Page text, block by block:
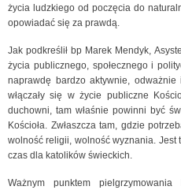
życia ludzkiego od poczęcia do
opowiadać się za prawdą.
Jak podkreślił bp Marek Mendyk,
życia publicznego, społecznego i
naprawdę bardzo aktywnie,
włączały się w życie publiczne
duchowni, tam właśnie powinni być
Kościoła. Zwłaszcza tam, gdzie
wolność religii, wolność wyznania.
czas dla katolików świeckich.
Ważnym punktem